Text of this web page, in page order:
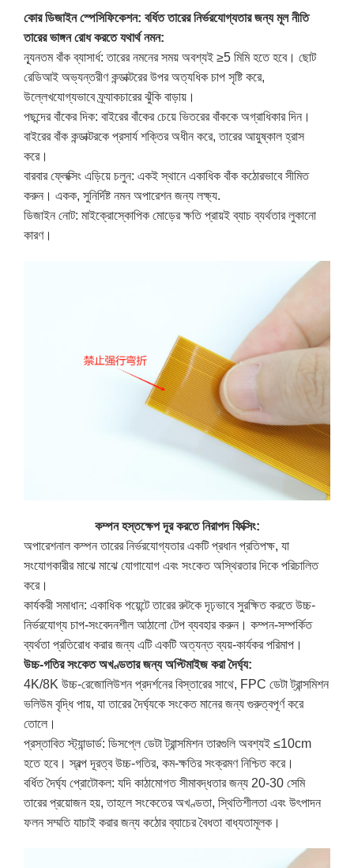
কোর ডিজাইন স্পেসিফিকেশন: বর্ধিত তারের নির্ভরযোগ্যতার জন্য মূল নীতি
তারের ভাঙ্গন রোধ করতে যথার্থ নমন:
ন্যূনতম বাঁক ব্যাসার্ধ: তারের নমনের সময় অবশ্যই ≥5 মিমি হতে হবে। ছোট
রেডিআই অভ্যন্তরীণ কন্ডাক্টরের উপর অত্যধিক চাপ সৃষ্টি করে,
উল্লেখযোগ্যভাবে ফ্র্যাকচারের ঝুঁকি বাড়ায়।
পছন্দের বাঁকের দিক: বাইরের বাঁকের চেয়ে ভিতরের বাঁককে অগ্রাধিকার দিন।
বাইরের বাঁক কন্ডাক্টরকে প্রসার্য শক্তির অধীন করে, তারের আয়ুষ্কাল হ্রাস
করে।
বারবার ফ্লেক্সিং এড়িয়ে চলুন: একই স্থানে একাধিক বাঁক কঠোরভাবে সীমিত
করুন। একক, সুনির্দিষ্ট নমন অপারেশন জন্য লক্ষ্য.
ডিজাইন নোট: মাইক্রোস্কোপিক মোড়ের ক্ষতি প্রায়ই ব্যাচ ব্যর্থতার লুকানো
কারণ।
কম্পন হস্তক্ষেপ দূর করতে নিরাপদ ফিক্সিং:
অপারেশনাল কম্পন তারের নির্ভরযোগ্যতার একটি প্রধান প্রতিপক্ষ, যা
সংযোগকারীর মাঝে মাঝে যোগাযোগ এবং সংকেত অস্থিরতার দিকে পরিচালিত
করে।
কার্যকরী সমাধান: একাধিক পয়েন্টে তারের রুটকে দৃঢ়ভাবে সুরক্ষিত করতে উচ্চ-
নির্ভরযোগ্য চাপ-সংবেদনশীল আঠালো টেপ ব্যবহার করুন। কম্পন-সম্পর্কিত
ব্যর্থতা প্রতিরোধ করার জন্য এটি একটি অত্যন্ত ব্যয়-কার্যকর পরিমাপ।
উচ্চ-গতির সংকেত অখণ্ডতার জন্য অপ্টিমাইজ করা দৈর্ঘ্য:
4K/8K উচ্চ-রেজোলিউশন প্রদর্শনের বিস্তারের সাথে, FPC ডেটা ট্রান্সমিশন
ভলিউম বৃদ্ধি পায়, যা তারের দৈর্ঘ্যকে সংকেত মানের জন্য গুরুত্বপূর্ণ করে
তোলে।
প্রস্তাবিত স্ট্যান্ডার্ড: ডিসপ্লে ডেটা ট্রান্সমিশন তারগুলি অবশ্যই ≤10cm
হতে হবে। স্বল্প দূরত্ব উচ্চ-গতির, কম-ক্ষতির সংক্রমণ নিশ্চিত করে।
বর্ধিত দৈর্ঘ্য প্রোটোকল: যদি কাঠামোগত সীমাবদ্ধতার জন্য 20-30 সেমি
তারের প্রয়োজন হয়, তাহলে সংকেতের অখণ্ডতা, স্থিতিশীলতা এবং উৎপাদন
ফলন সম্মতি যাচাই করার জন্য কঠোর ব্যাচের বৈধতা বাধ্যতামূলক।